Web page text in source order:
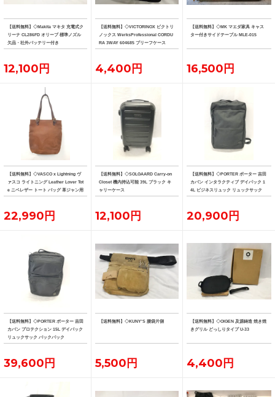
【送料無料】◇Makita マキタ 充電式ク
リーナ CL286FD オリーブ 標準ノズル
欠品・社外バッテリー付き
12,100円
【送料無料】◇VICTORINOX ビクトリ
ノックス WerksProfessional CORDU
RA 3WAY 604685 ブリーフケース
4,400円
【送料無料】◇MK マエダ家具 キャス
ター付きサイドテーブル MLE-015
16,500円
【送料無料】◇VASCO x Lightning ヴ
ァスコ ライトニング Leather Lover Tot
e ニベレザー トート バッグ 革ジャン用
トート
22,990円
【送料無料】◇SOLGAARD Carry-on
Closet 機内持込可能 39L ブラック キ
ャリーケース
12,100円
【送料無料】◇PORTER ポーター 吉田
カバン インタラクティブ デイパック 1
4L ビジネスリュック リュックサック
20,900円
【送料無料】◇PORTER ポーター 吉田
カバン プロテクション 15L デイパック
リュックサック バックパック
39,600円
【送料無料】◇KUNY'S 腰袋片側
5,500円
【送料無料】◇OIGEN 及源鋳造 焼き焼
きグリル どっしりタイプ U-33
4,400円